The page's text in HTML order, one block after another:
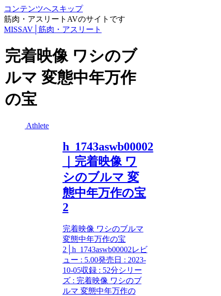
コンテンツへスキップ
筋肉・アスリートAVのサイトです
MISSAV│筋肉・アスリート
完着映像 ワシのブ
ルマ 変態中年万作
の宝
Athlete
h_1743aswb00002
｜完着映像 ワ
シのブルマ 変
態中年万作の宝
2
完着映像 ワシのブルマ
変態中年万作の宝
2│h_1743aswb00002レビ
ュー : 5.00発売日 : 2023-
10-05収録 : 52分シリー
ズ : 完着映像 ワシのブ
ルマ 変態中年万作の